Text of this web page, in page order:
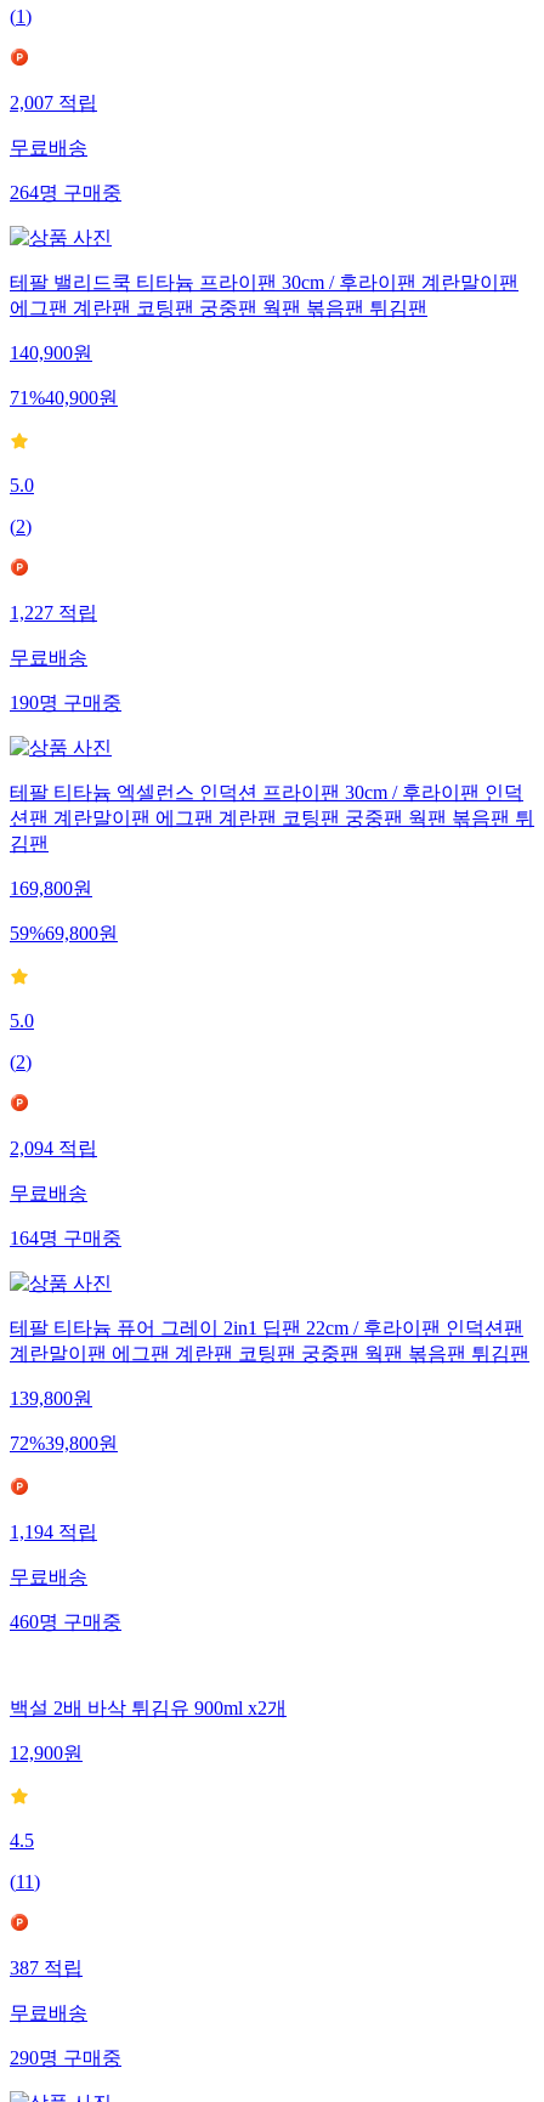
(1)
2,007적립
무료배송
264명구매중
테팔 밸리드쿡 티타늄 프라이팬 30cm / 후라이팬 계란말이팬
에그팬 계란팬 코팅팬 궁중팬 웍팬 볶음팬 튀김팬
140,900원
71%40,900원
5.0
(2)
1,227적립
무료배송
190명구매중
테팔 티타늄 엑셀런스 인덕션 프라이팬 30cm / 후라이팬 인덕
션팬 계란말이팬 에그팬 계란팬 코팅팬 궁중팬 웍팬 볶음팬 튀
김팬
169,800원
59%69,800원
5.0
(2)
2,094적립
무료배송
164명구매중
테팔 티타늄 퓨어 그레이 2in1 딥팬 22cm / 후라이팬 인덕션팬
계란말이팬 에그팬 계란팬 코팅팬 궁중팬 웍팬 볶음팬 튀김팬
139,800원
72%39,800원
1,194적립
무료배송
460명구매중
백설 2배 바삭 튀김유 900ml x2개
12,900원
4.5
(11)
387적립
무료배송
290명구매중